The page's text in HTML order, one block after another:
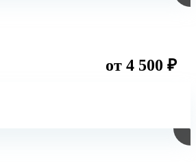
от 4 500 ₽